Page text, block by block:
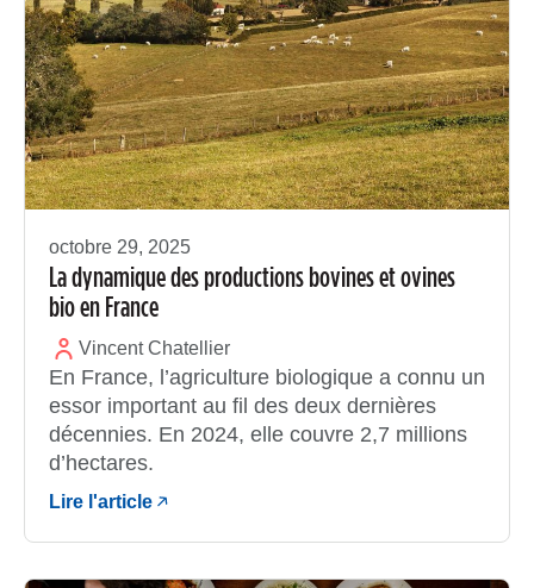
octobre 29, 2025
La dynamique des productions bovines et ovines
bio en France
Vincent Chatellier
En France, l’agriculture biologique a connu un
essor important au fil des deux dernières
décennies. En 2024, elle couvre 2,7 millions
d’hectares.
Lire l'article